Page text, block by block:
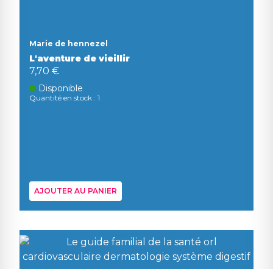
Marie de hennezel
L'aventure de vieillir
7,70 €
Disponible
Quantité en stock : 1
AJOUTER AU PANIER